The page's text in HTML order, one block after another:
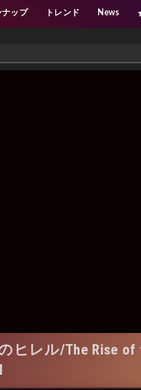
ナップ トレンド News
レル/The Rise of